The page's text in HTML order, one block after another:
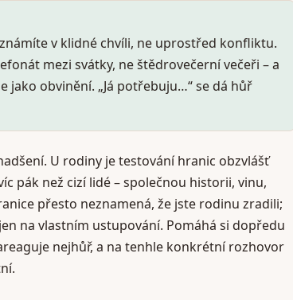
v klidné chvíli, ne uprostřed konfliktu.
mezi svátky, ne štědrovečerní večeři – a
obvinění. „Já potřebuju…“ se dá hůř
U rodiny je testování hranic obzvlášť
pák než cizí lidé – společnou historii, vinu,
přesto neznamená, že jste rodinu zradili;
na vlastním ustupování. Pomáhá si dopředu
nejhůř, a na tenhle konkrétní rozhovor